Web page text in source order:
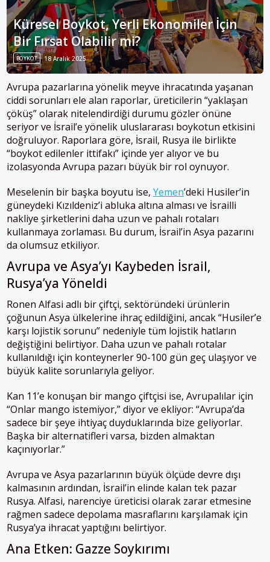
Küresel Boykot, Yerli Ekonomiler İçin
Bir Fırsat Olabilir mi?
BOYKOT 18 Aralık 2025
Avrupa pazarlarına yönelik meyve ihracatında yaşanan
ciddi sorunları ele alan raporlar, üreticilerin “yaklaşan
çöküş” olarak nitelendirdiği durumu gözler önüne
seriyor ve İsrail’e yönelik uluslararası boykotun etkisini
doğruluyor. Raporlara göre, İsrail, Rusya ile birlikte
“boykot edilenler ittifakı” içinde yer alıyor ve bu
izolasyonda Avrupa pazarı büyük bir rol oynuyor.
Meselenin bir başka boyutu ise, Yemen’deki Husiler’in
güneydeki Kızıldeniz’i abluka altına alması ve İsrailli
nakliye şirketlerini daha uzun ve pahalı rotaları
kullanmaya zorlaması. Bu durum, İsrail’in Asya pazarını
da olumsuz etkiliyor.
Avrupa ve Asya’yı Kaybeden İsrail,
Rusya’ya Yöneldi
Ronen Alfasi adlı bir çiftçi, sektöründeki ürünlerin
çoğunun Asya ülkelerine ihraç edildiğini, ancak “Husiler’e
karşı lojistik sorunu” nedeniyle tüm lojistik hatların
değiştiğini belirtiyor. Daha uzun ve pahalı rotalar
kullanıldığı için konteynerler 90-100 gün geç ulaşıyor ve
büyük kalite sorunlarıyla geliyor.
Kan 11’e konuşan bir mango çiftçisi ise, Avrupalılar için
“Onlar mango istemiyor,” diyor ve ekliyor: “Avrupa’da
sadece bir şeye ihtiyaç duyduklarında bize geliyorlar.
Başka bir alternatifleri varsa, bizden almaktan
kaçınıyorlar.”
Avrupa ve Asya pazarlarının büyük ölçüde devre dışı
kalmasının ardından, İsrail’in elinde kalan tek pazar
Rusya. Alfasi, narenciye üreticisi olarak zarar etmesine
rağmen sadece depolama masraflarını karşılamak için
Rusya’ya ihracat yaptığını belirtiyor.
Ana Etken: Gazze Soykırımı